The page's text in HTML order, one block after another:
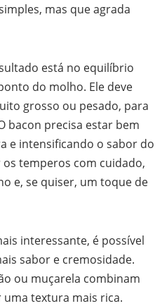
mas que agrada
está no equilíbrio
do molho. Ele deve
grosso ou pesado, para
bacon precisa estar bem
e intensificando o sabor do
temperos com cuidado,
e, se quiser, um toque de
interessante, é possível
sabor e cremosidade.
ou muçarela combinam
textura mais rica.